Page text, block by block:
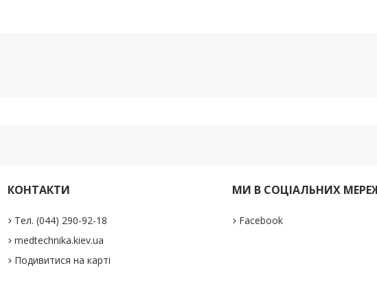
КОНТАКТИ
Тел. (044) 290-92-18
medtechnika.kiev.ua
Подивитися на карті
МИ В СОЦІАЛЬНИХ
Facebook